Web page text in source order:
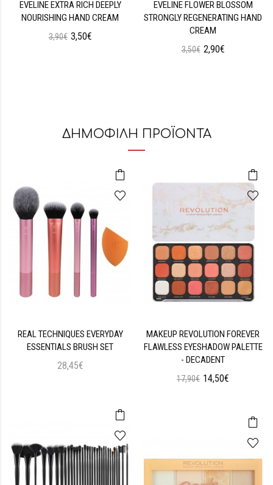
EVELINE EXTRA RICH DEEPLY
NOURISHING HAND CREAM
3,90€ 3,50€
EVELINE FLOWER BLOSSOM
STRONGLY REGENERATING HAND
CREAM
3,50€ 2,90€
ΔΗΜΟΦΙΛΗ ΠΡΟΪΟΝΤΑ
REAL TECHNIQUES EVERYDAY
ESSENTIALS BRUSH SET
28,45€
MAKEUP REVOLUTION FOREVER
FLAWLESS EYESHADOW PALETTE
- DECADENT
17,90€ 14,50€